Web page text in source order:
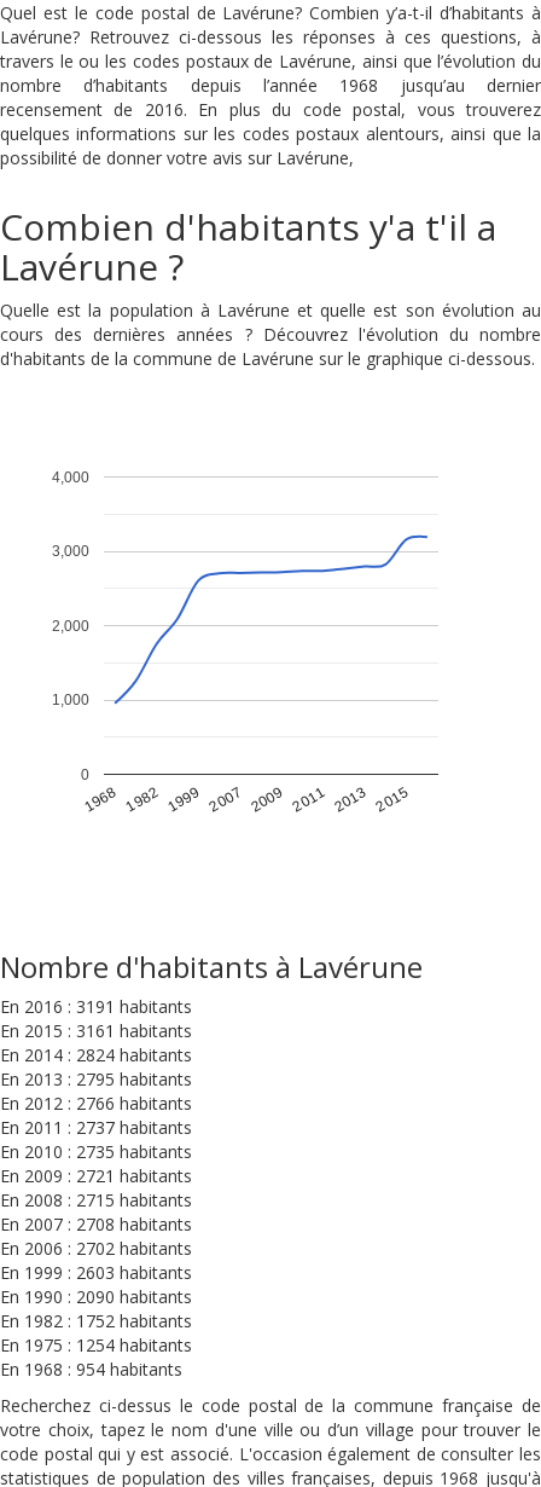
Quel est le code postal de Lavérune? Combien y’a-t-il d’habitants à
Lavérune? Retrouvez ci-dessous les réponses à ces questions, à
travers le ou les codes postaux de Lavérune, ainsi que l’évolution du
nombre d’habitants depuis l’année 1968 jusqu’au dernier
recensement de 2016. En plus du code postal, vous trouverez
quelques informations sur les codes postaux alentours, ainsi que la
possibilité de donner votre avis sur Lavérune,
Combien d'habitants y'a t'il a
Lavérune ?
Quelle est la population à Lavérune et quelle est son évolution au
cours des dernières années ? Découvrez l'évolution du nombre
d'habitants de la commune de Lavérune sur le graphique ci-dessous.
1968 1982 1999 2007 2009 2011 2013 2015
0
1,000
2,000
3,000
4,000
Nombre d'habitants à Lavérune
En 2016 : 3191 habitants
En 2015 : 3161 habitants
En 2014 : 2824 habitants
En 2013 : 2795 habitants
En 2012 : 2766 habitants
En 2011 : 2737 habitants
En 2010 : 2735 habitants
En 2009 : 2721 habitants
En 2008 : 2715 habitants
En 2007 : 2708 habitants
En 2006 : 2702 habitants
En 1999 : 2603 habitants
En 1990 : 2090 habitants
En 1982 : 1752 habitants
En 1975 : 1254 habitants
En 1968 : 954 habitants
Recherchez ci-dessus le code postal de la commune française de
votre choix, tapez le nom d'une ville ou d’un village pour trouver le
code postal qui y est associé. L'occasion également de consulter les
statistiques de population des villes françaises, depuis 1968 jusqu'à